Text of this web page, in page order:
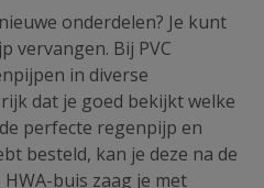
onderdelen? Je kunt
vervangen. Bij PVC
in diverse
dat je goed bekijkt welke
perfecte regenpijp en
besteld, kan je deze na de
buis zaag je met